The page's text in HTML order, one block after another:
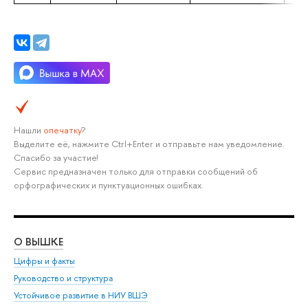
Нашли опечатку?
Выделите её, нажмите Ctrl+Enter и отправьте нам уведомление.
Спасибо за участие!
Сервис предназначен только для отправки сообщений об
орфографических и пунктуационных ошибках.
О ВЫШКЕ
Цифры и факты
Руководство и структура
Устойчивое развитие в НИУ ВШЭ